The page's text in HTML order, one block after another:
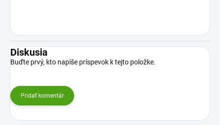
Diskusia
Buďte prvý, kto napíše príspevok k tejto položke.
Pridať komentár